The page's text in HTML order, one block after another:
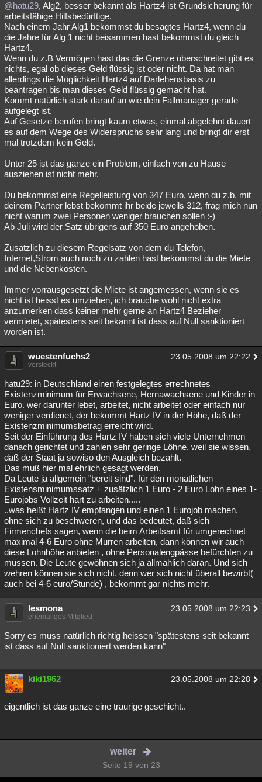
@hatu29, Alg2, besser bekannt als Hartz4 ist Grundsicherung für
arbeitsfähige Hilfsbedürftige.
Nach einem Jahr Alg1 bekommst du besagtes Hartz4, wenn du
die Jahre für Alg 1 nicht beisammen hast bekommst du gleich
Hartz4.
Wenn du z.B Vermögen hast das die Grenze überschreitet gibt es
nichts, egal ob dieses Geld flüssig ist oder nicht. Da hat man
allerdings die Möglichkeit Hartz4 auf Darlehensbasis zu
beantragen bis man dieses Geld flüssig gemacht hat.
Kommt natürlich stark darauf an wie dein Fallmanager gerade
aufgelegt ist.
Auf Gesetze berufen bringt kaum etwas, einmal abgelehnt dauert
es auf dem Wege des Widerspruchs sehr lang und bringt dir erst
mal trotzdem kein Geld.
Unter 25 ist das ganze ein Problem, einfach von zu Hause
ausziehen ist nicht mehr.
Du bekommst eine Regelleistung von 347 Euro, wenn du z.b. mit
deinem Partner lebst bekommt ihr beide jeweils 312, frag mich nun
nicht warum zwei Personen weniger brauchen sollen :-)
Ab Juli wird der Satz übrigens auf 350 Euro angehoben.
Zusätzlich zu diesem Regelsatz von dem du Telefon,
Internet,Strom auch noch zu zahlen hast bekommst du die Miete
und die Nebenkosten.
Immer vorrausgesetzt die Miete ist angemessen, wenn sie es
nicht ist heisst es umziehen, ich brauche wohl nicht extra
anzumerken dass keiner mehr gerne an Hartz4 Bezieher
vermietet, spätestens seit bekannt ist dass auf Null sanktioniert
worden ist.
wuestenfuchs2 23.05.2008 um 22:22
versteckt
hatu29: in Deutschland einen festgelegtes errechnetes
Existenzminimum für Erwachsene, Hernawachsene und Kinder in
Euro. wer darunter lebet, arbeitet, nicht arbeitet oder einfach nur
weniger verdienet, der bekommt Hartz IV in der Höhe, daß der
Existenzminimumsbetrag erreicht wird.
Seit der Einführung des Hartz IV haben sich viele Unternehmen
danach gerichtet und zahlen sehr geringe Löhne, weil sie wissen,
daß der Staat ja sowiso den Ausgleich bezahlt.
Das muß hier mal ehrlich gesagt werden.
Da Leute ja allgemein "bereit sind". für den monatlichen
Existensminimumssatz + zusätzlich 1 Euro - 2 Euro Lohn eines 1-
Eurojobs Vollzeit hart zu arbeiten.....
..was heißt Hartz IV empfangen und einen 1 Eurojob machen,
ohne sich zu beschweren, und das bedeutet, daß sich
Firmenchefs sagen, wenn die beim Arbeitsamt für umgerechnet
maximal 4-6 Euro ohne Murren arbeiten, dann können wir auch
diese Lohnhöhe anbieten , ohne Personalengpässe befürchten zu
müssen. Die Leute gewöhnen sich ja allmählich daran. Und sich
wehren können sie sich nicht, denn wer sich nicht überall bewirbt(
auch bei 4-6 euro/Stunde) , bekommt gar nichts mehr.
lesmona 23.05.2008 um 22:23
ehemaliges Mitglied
Sorry es muss natürlich richtig heissen "spätestens seit bekannt
ist dass auf Null sanktioniert werden kann"
kiki1962 23.05.2008 um 22:28
eigentlich ist das ganze eine traurige geschicht..
weiter
Seite 19 von 23